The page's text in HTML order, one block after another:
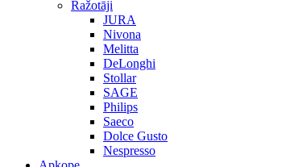
Ražotāji
JURA
Nivona
Melitta
DeLonghi
Stollar
SAGE
Philips
Saeco
Dolce Gusto
Nespresso